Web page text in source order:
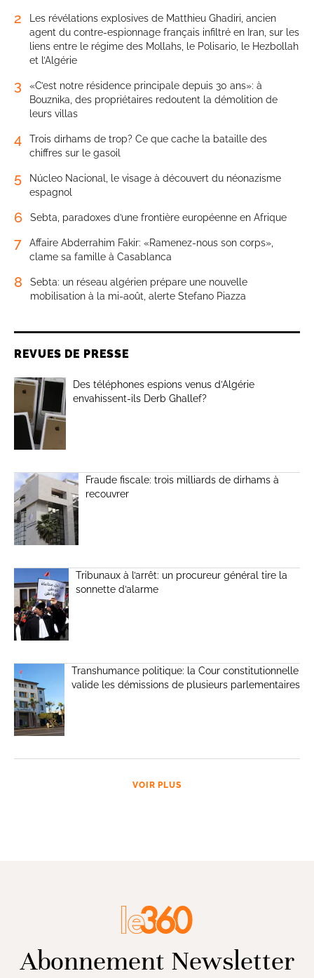
2
Les révélations explosives de Matthieu Ghadiri, ancien
agent du contre-espionnage français infiltré en Iran, sur les
liens entre le régime des Mollahs, le Polisario, le Hezbollah
et l’Algérie
3
«C’est notre résidence principale depuis 30 ans»: à
Bouznika, des propriétaires redoutent la démolition de
leurs villas
4
Trois dirhams de trop? Ce que cache la bataille des
chiffres sur le gasoil
5
Núcleo Nacional, le visage à découvert du néonazisme
espagnol
6 Sebta, paradoxes d’une frontière européenne en Afrique
7
Affaire Abderrahim Fakir: «Ramenez-nous son corps»,
clame sa famille à Casablanca
8
Sebta: un réseau algérien prépare une nouvelle
mobilisation à la mi-août, alerte Stefano Piazza
REVUES DE PRESSE
Des téléphones espions venus d’Algérie
envahissent-ils Derb Ghallef?
Fraude fiscale: trois milliards de dirhams à
recouvrer
Tribunaux à l’arrêt: un procureur général tire la
sonnette d’alarme
Transhumance politique: la Cour constitutionnelle
valide les démissions de plusieurs parlementaires
VOIR PLUS
Abonnement Newsletter